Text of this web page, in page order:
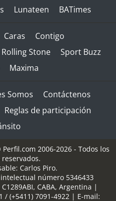
Lunateen BATimes
Caras
Contigo
Rolling Stone
Sport Buzz
Maxima
Somos
Contáctenos
Reglas de participación
2006-2026 - Todos los
Carlos Piro.
número 5346433
C1289ABI, CABA, Argentina |
/ (+5411) 7091-4922| E-mail: